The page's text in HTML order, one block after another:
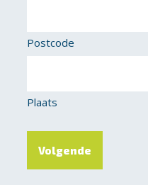
Plaats
Postcode